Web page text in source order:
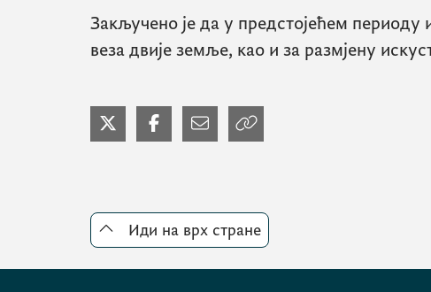
Закључено је да у предстојећем периоду
веза двије земље, као и за размјену
Иди на врх стране